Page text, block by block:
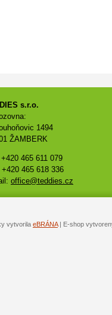
s.r.o.
1494
ŽAMBERK
465 611 079
+420 465 618 336
office@teddies.cz
vytvorila eBRÁNA| E-shop